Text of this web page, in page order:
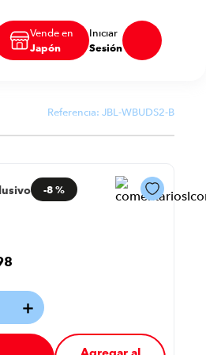
Vende en
Japón
Iniciar
Sesión
Referencia: JBL-WBUDS2-B
-8 %
＋